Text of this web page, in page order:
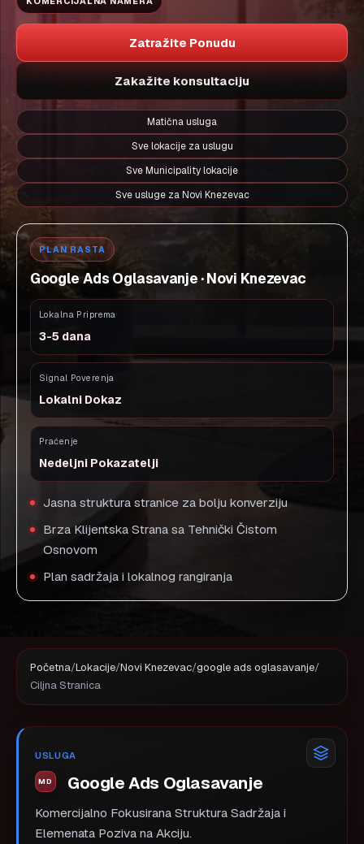
Zatražite Ponudu
Zakažite konsultaciju
Matična usluga
Sve lokacije za uslugu
Sve Municipality lokacije
Sve usluge za Novi Knezevac
PLAN RASTA
Google Ads Oglasavanje · Novi Knezevac
Lokalna Priprema
3-5 dana
Signal Poverenja
Lokalni Dokaz
Praćenje
Nedeljni Pokazatelji
Jasna struktura stranice za bolju konverziju
Brza Klijentska Strana sa Tehnički Čistom
Osnovom
Plan sadržaja i lokalnog rangiranja
Početna/Lokacije/Novi Knezevac/google ads oglasavanje/
Ciljna Stranica
USLUGA
Google Ads Oglasavanje
Komercijalno Fokusirana Struktura Sadržaja i
Elemenata Poziva na Akciju.